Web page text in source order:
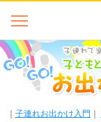
子連れお出かけ入門